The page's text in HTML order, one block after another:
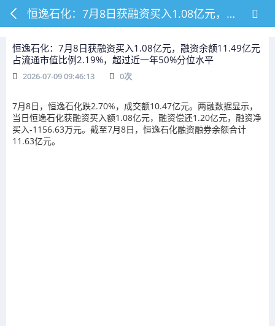
恒逸石化：7月8日获融资买入1.08亿元，融资余额11.49亿元占流通市值比例2.19%，超过近一年50%分位水平
恒逸石化：7月8日获融资买入1.08亿元，融资余额11.49亿元
占流通市值比例2.19%，超过近一年50%分位水平
2026-07-09 09:46:13 0次
7月8日，恒逸石化跌2.70%，成交额10.47亿元。两融数据显示，
当日恒逸石化获融资买入额1.08亿元，融资偿还1.20亿元，融资净
买入-1156.63万元。截至7月8日，恒逸石化融资融券余额合计
11.63亿元。